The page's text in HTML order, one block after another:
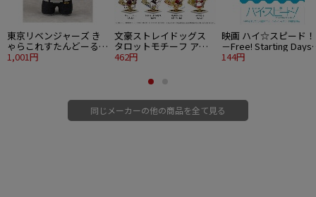
東京リベンジャーズ き
ゃらこれすたんどーる
松野千冬
1,001円
文豪ストレイドッグス
タロットモチーフ アク
リルスタンド 中島敦 愚
462円
映画 ハイ☆スピード！
－Free! Starting Days
ステンドグラス風蒔絵
144円
同じメーカーの他の商品を全て見る